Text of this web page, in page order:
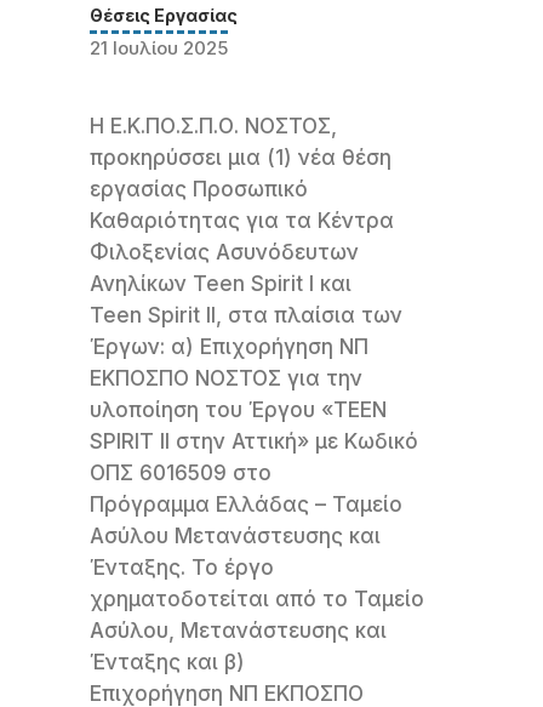
Θέσεις Εργασίας
21 Ιουλίου 2025
Η Ε.Κ.ΠΟ.Σ.Π.Ο. ΝΟΣΤΟΣ,
προκηρύσσει μια (1) νέα θέση
εργασίας Προσωπικό
Καθαριότητας για τα Κέντρα
Φιλοξενίας Ασυνόδευτων
Ανηλίκων Teen Spirit I και
Teen Spirit II, στα πλαίσια των
Έργων: α) Επιχορήγηση ΝΠ
ΕΚΠΟΣΠΟ ΝΟΣΤΟΣ για την
υλοποίηση του Έργου «TEEN
SPIRIT II στην Αττική» με Κωδικό
ΟΠΣ 6016509 στο
Πρόγραμμα Ελλάδας – Ταμείο
Ασύλου Μετανάστευσης και
Ένταξης. Το έργο
χρηματοδοτείται από το Ταμείο
Ασύλου, Μετανάστευσης και
Ένταξης και β)
Επιχορήγηση ΝΠ ΕΚΠΟΣΠΟ